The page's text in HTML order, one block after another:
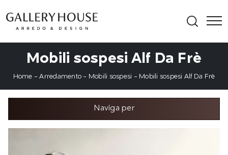
Mobili sospesi Alf Da Frè
Home -Arredamento - Mobili sospesi - Mobili sospesi Alf Da Frè
Naviga per